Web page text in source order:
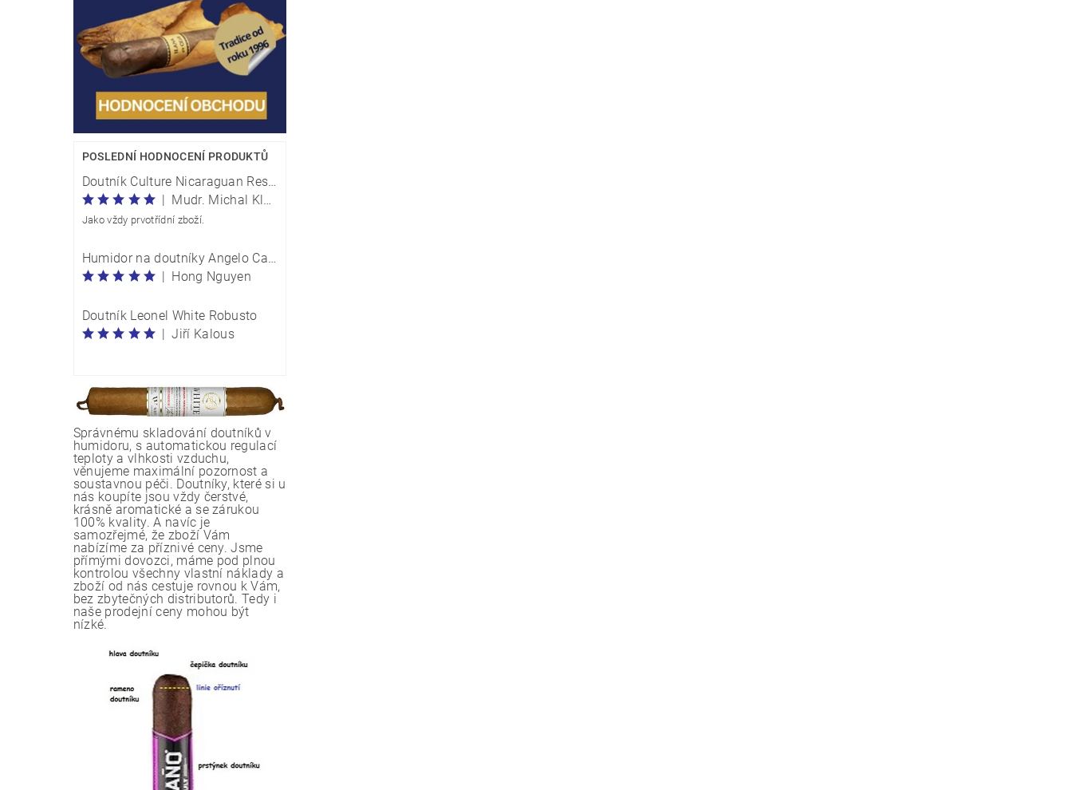
POSLEDNÍ HODNOCENÍ PRODUKTŮ
Doutník Culture Nicaraguan Reserve Perla Traveller - box 20 kusů
|
Mudr. Michal Klečka
Jako vždy prvotřídní zboží.
Humidor na doutníky Angelo Carbon Optik M 920054
| Hong Nguyen
Doutník Leonel White Robusto
| Jiří Kalous
Správnému skladování doutníků v
humidoru, s automatickou regulací
teploty a vlhkosti vzduchu,
věnujeme maximální pozornost a
soustavnou péči. Doutníky, které si u
nás koupíte jsou vždy čerstvé,
krásně aromatické a se zárukou
100% kvality. A navíc je
samozřejmé, že zboží Vám
nabízíme za příznivé ceny. Jsme
přímými dovozci, máme pod plnou
kontrolou všechny vlastní náklady a
zboží od nás cestuje rovnou k Vám,
bez zbytečných distributorů. Tedy i
naše prodejní ceny mohou být
nízké.